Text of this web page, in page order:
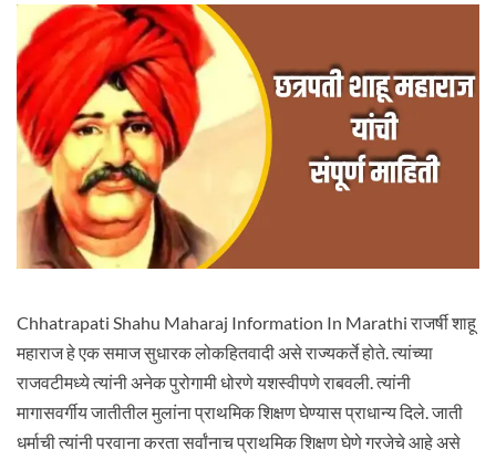
Chhatrapati Shahu Maharaj Information In Marathi राजर्षी शाहू
महाराज हे एक समाज सुधारक लोकहितवादी असे राज्यकर्ते होते. त्यांच्या
राजवटीमध्ये त्यांनी अनेक पुरोगामी धोरणे यशस्वीपणे राबवली. त्यांनी
मागासवर्गीय जातीतील मुलांना प्राथमिक शिक्षण घेण्यास प्राधान्य दिले. जाती
धर्माची त्यांनी परवाना करता सर्वांनाच प्राथमिक शिक्षण घेणे गरजेचे आहे असे